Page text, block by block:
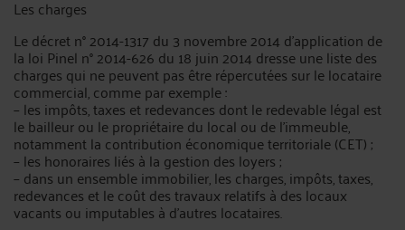
Les charges
Le décret n° 2014-1317 du 3 novembre 2014 d’application de
la loi Pinel n° 2014-626 du 18 juin 2014 dresse une liste des
charges qui ne peuvent pas être répercutées sur le locataire
commercial, comme par exemple :
– les impôts, taxes et redevances dont le redevable légal est
le bailleur ou le propriétaire du local ou de l’immeuble,
notamment la contribution économique territoriale (CET) ;
– les honoraires liés à la gestion des loyers ;
– dans un ensemble immobilier, les charges, impôts, taxes,
redevances et le coût des travaux relatifs à des locaux
vacants ou imputables à d’autres locataires.